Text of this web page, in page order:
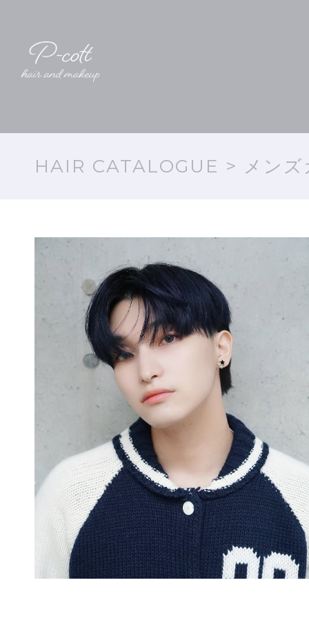
HAIR CATALOGUE > メン